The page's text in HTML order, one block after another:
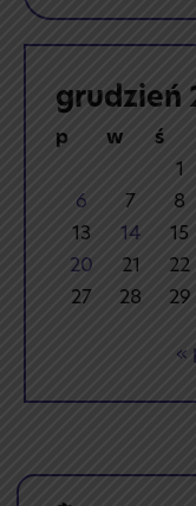
grudzień
p w ś
1
6
7 8
13
14 15
20
21 22
27
28 29
«